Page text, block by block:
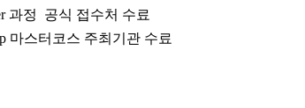
과정 공식 접수처 수료
마스터코스 주최기관 수료